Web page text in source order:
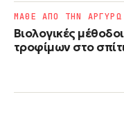
Βιολογικές
τροφίμων στο
ΜΑΘΕ ΑΠΟ ΤΗΝ ΑΡΓΥΡΩ